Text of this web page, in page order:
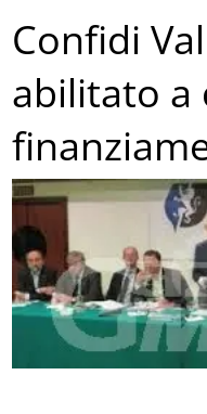
Confidi
abilitato a